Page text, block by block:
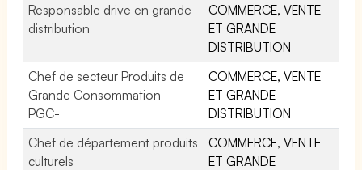
Responsable drive en grande
distribution
COMMERCE, VENTE
ET GRANDE
DISTRIBUTION
Chef de secteur Produits de
Grande Consommation -
PGC-
COMMERCE, VENTE
ET GRANDE
DISTRIBUTION
Chef de département produits
culturels
COMMERCE, VENTE
ET GRANDE